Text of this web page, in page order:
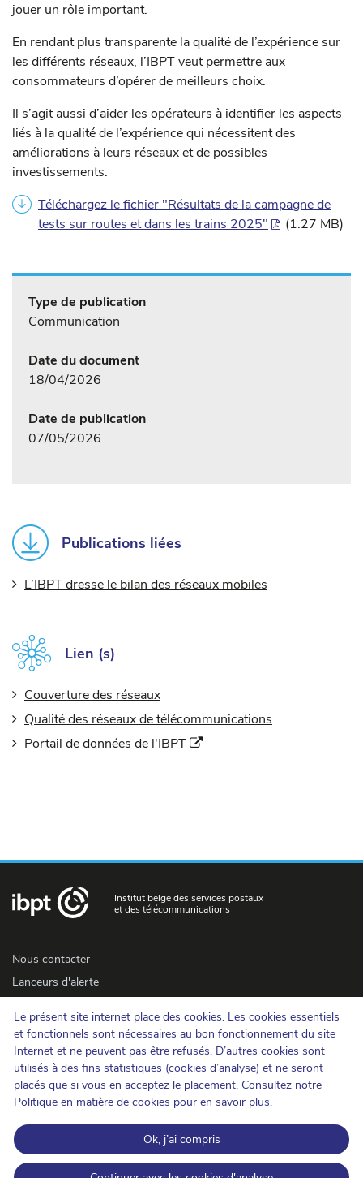
Le présent site internet place des cookies. Les cookies essentiels
et fonctionnels sont nécessaires au bon fonctionnement du site
Internet et ne peuvent pas être refusés. D’autres cookies sont
utilisés à des fins statistiques (cookies d’analyse) et ne seront
placés que si vous en acceptez le placement. Consultez notre
Politique en matière de cookies pour en savoir plus.
Ok, j’ai compris
jouer un rôle important.
En rendant plus transparente la qualité de l’expérience sur
les différents réseaux, l’IBPT veut permettre aux
consommateurs d’opérer de meilleurs choix.
Il s’agit aussi d’aider les opérateurs à identifier les aspects
liés à la qualité de l’expérience qui nécessitent des
améliorations à leurs réseaux et de possibles
investissements.
Téléchargez le fichier "Résultats de la campagne de
tests sur routes et dans les trains 2025"
(1.27 MB)
Type de publication
Communication
Date du document
18/04/2026
Date de publication
07/05/2026
Publications liées
L’IBPT dresse le bilan des réseaux mobiles
Lien (s)
Couverture des réseaux
Qualité des réseaux de télécommunications
Portail de données de l'IBPT
(Nouvelle fenêtre)
Institut belge des services postaux
et des télécommunications
Nous contacter
Lanceurs d'alerte
Accessibilité
Presse
Cookies
Protection de la vie privée
Conditions d'utilisation et copyrights
Catégorisation de l'information